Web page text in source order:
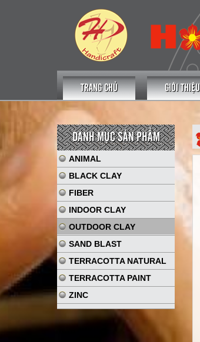
TRANG CHỦ GIỚI THIỆU
DANH MỤC SẢN PHẨM
ANIMAL
BLACK CLAY
FIBER
INDOOR CLAY
OUTDOOR CLAY
SAND BLAST
TERRACOTTA NATURAL
TERRACOTTA PAINT
ZINC